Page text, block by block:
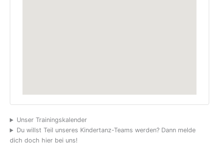
Unser Trainingskalender
Du willst Teil unseres Kindertanz-Teams werden? Dann melde
dich doch hier bei uns!